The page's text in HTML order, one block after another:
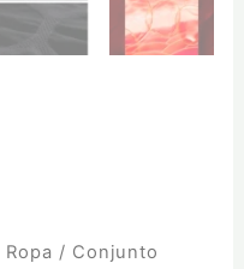
Ropa / Conjunto